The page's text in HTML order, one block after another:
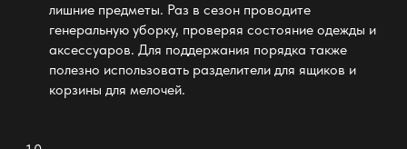
лишние предметы. Раз в сезон проводите
генеральную уборку, проверяя состояние одежды и
аксессуаров. Для поддержания порядка также
полезно использовать разделители для ящиков и
корзины для мелочей.